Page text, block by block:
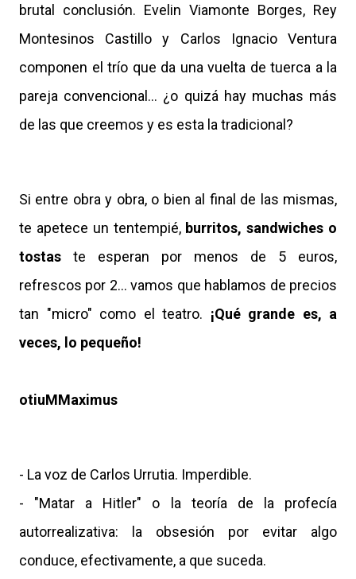
brutal conclusión. Evelin Viamonte Borges, Rey
Montesinos Castillo y Carlos Ignacio Ventura
componen el trío que da una vuelta de tuerca a la
pareja convencional... ¿o quizá hay muchas más
de las que creemos y es esta la tradicional?
Si entre obra y obra, o bien al final de las mismas,
te apetece un tentempié, burritos, sandwiches o
tostas te esperan por menos de 5 euros,
refrescos por 2... vamos que hablamos de precios
tan "micro" como el teatro. ¡Qué grande es, a
veces, lo pequeño!
otiuMMaximus
- La voz de Carlos Urrutia. Imperdible.
- "Matar a Hitler" o la teoría de la profecía
autorrealizativa: la obsesión por evitar algo
conduce, efectivamente, a que suceda.